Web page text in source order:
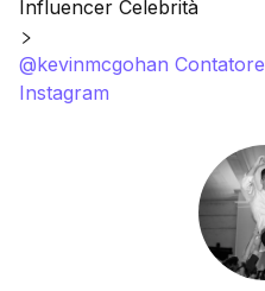
Influencer Celebrità
@kevinmcgohan
Instagram